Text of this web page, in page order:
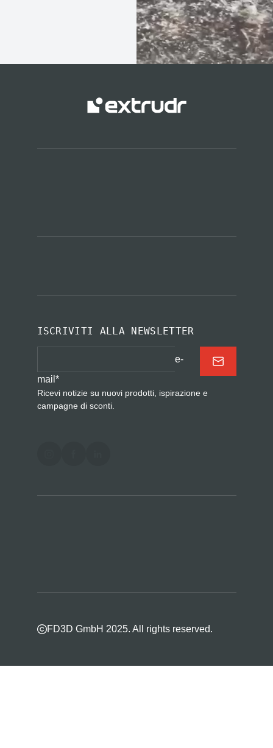
ISCRIVITI ALLA NEWSLETTER
e-
mail *
Ricevi notizie su nuovi prodotti, ispirazione e
campagne di sconti.
FD3D GmbH 2025. All rights reserved.